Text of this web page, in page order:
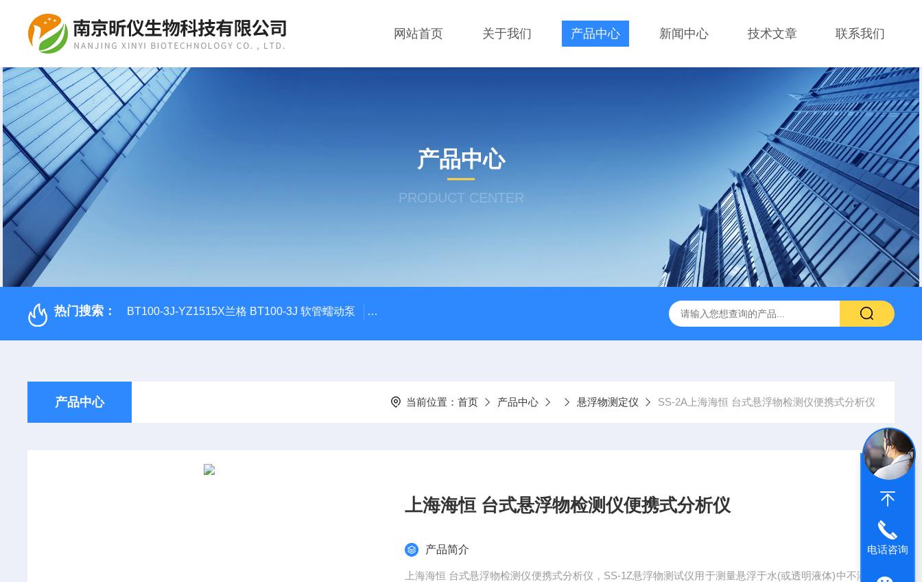
网站首页 关于我们 产品中心 新闻中心 技术文章 联系我们
产品中心
PRODUCT CENTER
热门搜索： BT100-3J-YZ1515X兰格 BT100-3J 软管蠕动泵 LDS-1G上海青浦绿洲粮食谷物水分测定仪 叶拓 MGC-1000P 恒温恒湿光照培养箱 LRH-300DB叶拓
产品中心 当前位置： 首页 产品中心 悬浮物测定仪 SS-2A上海海恒 台式悬浮物检测仪便携式分析仪
上海海恒 台式悬浮物检测仪便携式分析仪
产品简介
上海海恒 台式悬浮物检测仪便携式分析仪，SS-1Z悬浮物测试仪用于测量悬浮于水(或透明液体)中不溶
电话咨询